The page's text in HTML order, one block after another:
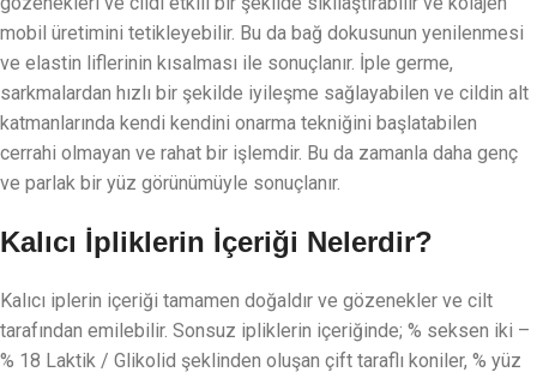
mobil üretimini tetikleyebilir. Bu da bağ dokusunun yenilenmesi
ve elastin liflerinin kısalması ile sonuçlanır. İple germe,
sarkmalardan hızlı bir şekilde iyileşme sağlayabilen ve cildin alt
katmanlarında kendi kendini onarma tekniğini başlatabilen
cerrahi olmayan ve rahat bir işlemdir. Bu da zamanla daha genç
ve parlak bir yüz görünümüyle sonuçlanır.
Kalıcı İpliklerin İçeriği Nelerdir?
Kalıcı iplerin içeriği tamamen doğaldır ve gözenekler ve cilt
tarafından emilebilir. Sonsuz ipliklerin içeriğinde; % seksen iki –
% 18 Laktik / Glikolid şeklinden oluşan çift taraflı koniler, % yüz